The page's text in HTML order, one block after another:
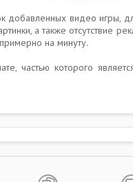
добавленных видео игры,
а также отсутствие
на минуту.
частью которого